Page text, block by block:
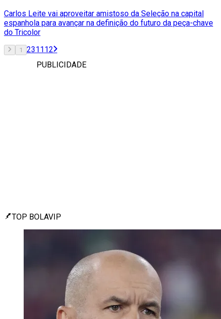
Carlos Leite vai aproveitar amistoso da Seleção na capital
espanhola para avançar na definição do futuro da peça-chave
do Tricolor
1 231112
PUBLICIDADE
TOP BOLAVIP